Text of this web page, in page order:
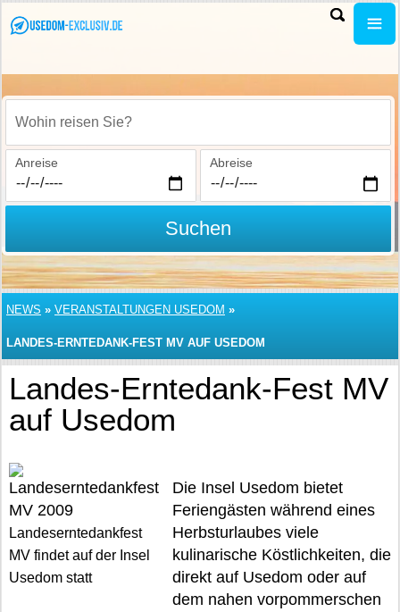
Wohin reisen Sie?
Anreise Abreise
Suchen
NEWS » VERANSTALTUNGEN USEDOM »
LANDES-ERNTEDANK-FEST MV AUF USEDOM
Landes-Erntedank-Fest MV
auf Usedom
Landeserntedankfest
MV findet auf der Insel
Usedom statt
Die Insel Usedom bietet
Feriengästen während eines
Herbsturlaubes viele
kulinarische Köstlichkeiten, die
direkt auf Usedom oder auf
dem nahen vorpommerschen